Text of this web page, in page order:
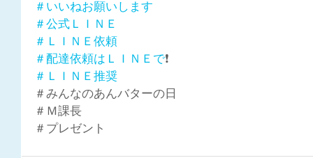
＃いいねお願いします
＃公式ＬＩＮＥ
＃ＬＩＮＥ依頼
＃配達依頼はＬＩＮＥで❗
＃ＬＩＮＥ推奨
＃みんなのあんバターの日
＃Ｍ課長
＃プレゼント